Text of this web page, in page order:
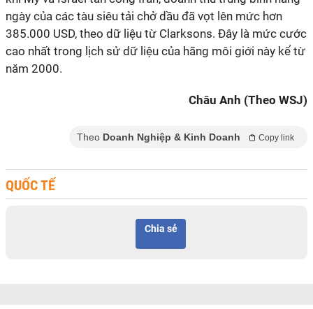
ngày của các tàu siêu tải chở dầu đã vọt lên mức hơn
385.000 USD, theo dữ liệu từ Clarksons. Đây là mức cước
cao nhất trong lịch sử dữ liệu của hãng môi giới này kể từ
năm 2000.
Châu Anh (Theo WSJ)
Theo Doanh Nghiệp & Kinh Doanh Copy link
QUỐC TẾ
Chia sẻ